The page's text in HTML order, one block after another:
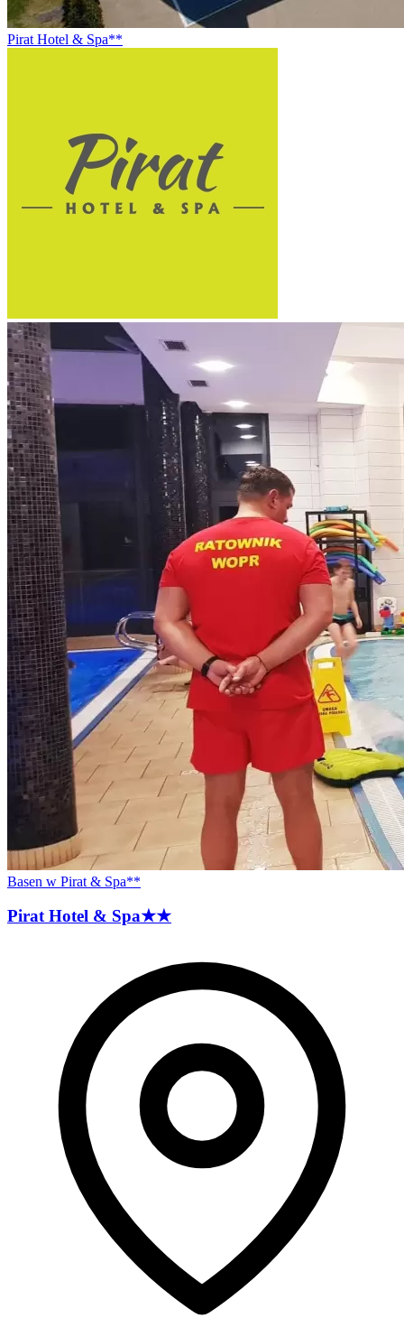
Pirat Hotel & Spa**
Basen w Pirat & Spa**
Pirat Hotel & Spa★★